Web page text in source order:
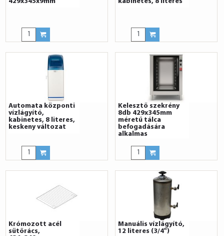
Automata központi
vízlágyító,
kabinetes, 8 literes,
keskeny változat
Kelesztő szekrény
8db 429x345mm
méretű tálca
befogadására
alkalmas
Krómozott acél
sütőrács,
Manuális vízlágyító,
12 literes (3/4")